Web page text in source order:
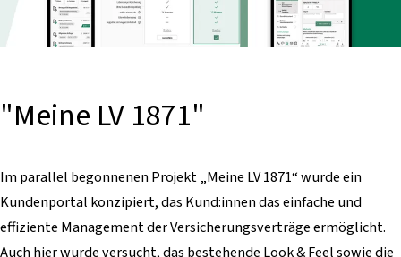
"Meine LV 1871"
Im parallel begonnenen Projekt „Meine LV 1871“ wurde ein
Kundenportal konzipiert, das Kund:innen das einfache und
effiziente Management der Versicherungsverträge ermöglicht.
Auch hier wurde versucht, das bestehende Look & Feel sowie die